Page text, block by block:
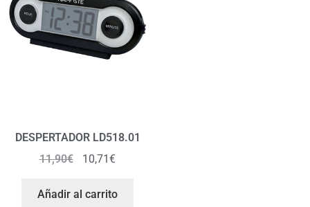
DESPERTADOR LD518.01
11,90€ 10,71€
Añadir al carrito